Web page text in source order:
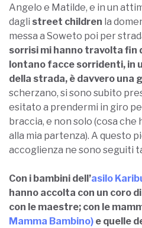
Angelo e Matilde, e in un
dagli street children la
messa a Soweto poi per
sorrisi mi hanno travolta fin
lontano facce sorridenti, in
della strada, è davvero una
scherzano, si sono subito
esitato a prendermi in giro
braccia, e non solo (cosa
alla mia partenza). A questo
accoglienza ne sono seguiti
Con i bambini dell’asilo
hanno accolta con un coro
con le maestre; con le
Mamma Bambino) e quelle